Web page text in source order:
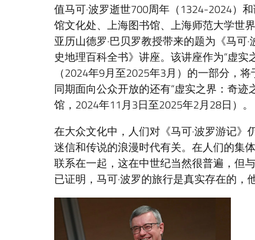
值马可·波罗逝世700周年（1324-2024）
馆文化处、上海图书馆、上海师范大学世
亚历山德罗·巴贝罗教授带来的题为《马可
史地理百科全书》讲座。该讲座作为“虚
（2024年9月至2025年3月）的一部分，
同期面向公众开放的还有“虚实之界：奇
馆，2024年11月3日至2025年2月28日）。
在大众文化中，人们对《马可·波罗游记
迷信和传说的浪漫时代有关。在人们的集
联系在一起，这在中世纪当然很普遍，但
已证明，马可·波罗的旅行是真实存在的，